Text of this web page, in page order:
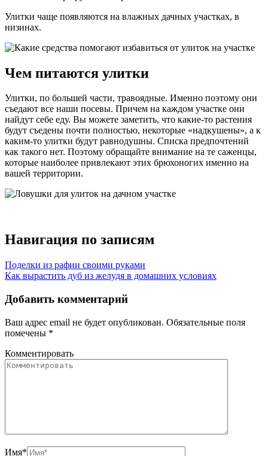
Улитки чаще появляются на влажных дачных участках, в
низинах.
Чем питаются улитки
Улитки, по большей части, травоядные. Именно поэтому они
съедают все наши посевы. Причем на каждом участке они
найдут себе еду. Вы можете заметить, что какие-то растения
будут съедены почти полностью, некоторые «надкушены», а к
каким-то улитки будут равнодушны. Списка предпочтений
как такого нет. Поэтому обращайте внимание на те саженцы,
которые наиболее привлекают этих брюхоногих именно на
вашей территории.
Навигация по записям
Поделки из рафии своими руками
Как вырастить дуб из желудя в домашних условиях
Добавить комментарий
Ваш адрес email не будет опубликован. Обязательные поля
помечены *
Комментировать
Имя*